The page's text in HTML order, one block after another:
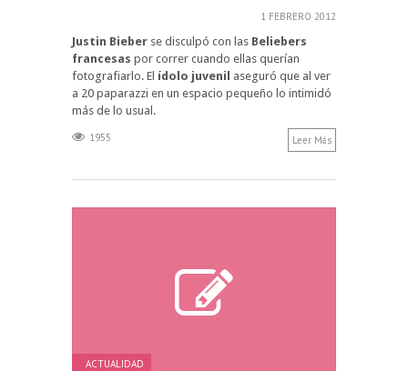
1 FEBRERO 2012
Justin Bieber se disculpó con las Beliebers
francesas por correr cuando ellas querían
fotografiarlo. El ídolo juvenil aseguró que al ver
a 20 paparazzi en un espacio pequeño lo intimidó
más de lo usual.
1955 Leer Más
ACTUALIDAD